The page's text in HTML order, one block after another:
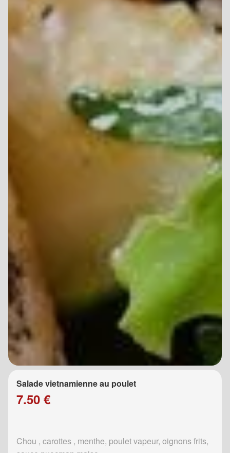
Salade vietnamienne au poulet
7.50 €
Chou , carottes , menthe, poulet vapeur, oignons frits,